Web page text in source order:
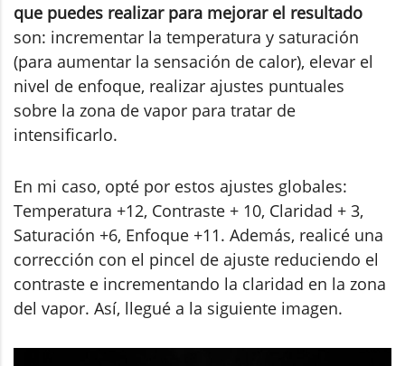
que puedes realizar para mejorar el resultado
son: incrementar la temperatura y saturación
(para aumentar la sensación de calor), elevar el
nivel de enfoque, realizar ajustes puntuales
sobre la zona de vapor para tratar de
intensificarlo.
En mi caso, opté por estos ajustes globales:
Temperatura +12, Contraste + 10, Claridad + 3,
Saturación +6, Enfoque +11. Además, realicé una
corrección con el pincel de ajuste reduciendo el
contraste e incrementando la claridad en la zona
del vapor. Así, llegué a la siguiente imagen.